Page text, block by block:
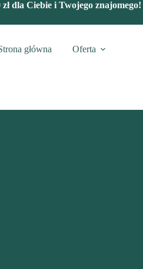
dla Ciebie i Twojego znajomego!
główna Oferta